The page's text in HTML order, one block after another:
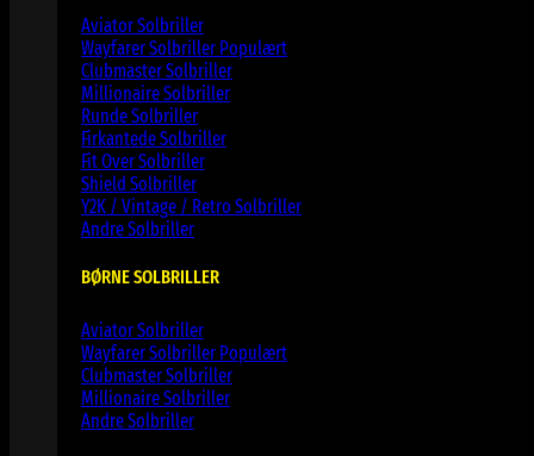
Aviator Solbriller
Wayfarer Solbriller
Clubmaster Solbriller
Millionaire Solbriller
Runde Solbriller
Firkantede Solbriller
Fit Over Solbriller
Shield Solbriller
Y2K / Vintage / Retro Solbriller
Andre Solbriller
BØRNE SOLBRILLER
Aviator Solbriller
Wayfarer Solbriller
Clubmaster Solbriller
Millionaire Solbriller
Andre Solbriller